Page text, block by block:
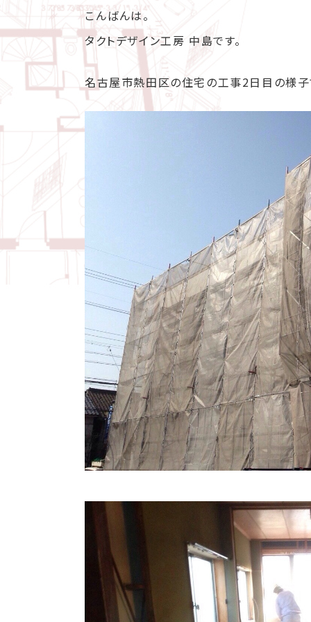
こんばんは。
タクトデザイン工房 中島です。
名古屋市熱田区の住宅の工事2日目の様子